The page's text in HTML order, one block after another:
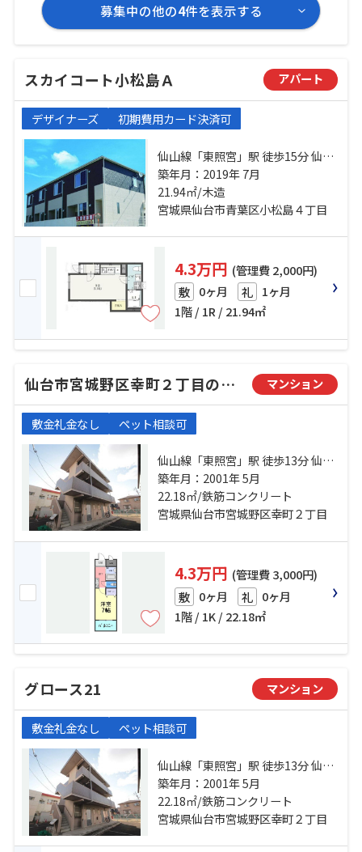
募集中の他の4件を表示する
スカイコート小松島Ａ アパート
デザイナーズ 初期費用カード決済可
仙山線「東照宮」駅 徒歩15分 仙台
市営南北線「台原」駅 徒歩17分 仙
台市営南北線「旭ヶ丘」駅 徒歩17
分
築年月：2019年 7月
21.94㎡/木造
宮城県仙台市青葉区小松島４丁目
4.3万円 (管理費 2,000円)
敷 0ヶ月 礼 1ヶ月
1階 / 1R / 21.94㎡
仙台市宮城野区幸町２丁目のマンション マンション
敷金礼金なし ペット相談可
仙山線「東照宮」駅 徒歩13分 仙石
線「榴ケ岡」駅 徒歩29分 中江一丁
目バス停下車 徒歩7分
築年月：2001年 5月
22.18㎡/鉄筋コンクリート
宮城県仙台市宮城野区幸町２丁目
4.3万円 (管理費 3,000円)
敷 0ヶ月 礼 0ヶ月
1階 / 1K / 22.18㎡
グロース21 マンション
敷金礼金なし ペット相談可
仙山線「東照宮」駅 徒歩13分 仙石
線「榴ケ岡」駅 徒歩29分 中江一丁
目バス停下車 徒歩7分
築年月：2001年 5月
22.18㎡/鉄筋コンクリート
宮城県仙台市宮城野区幸町２丁目